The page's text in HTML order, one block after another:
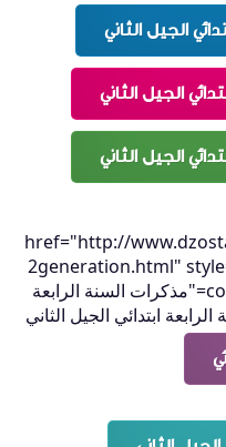
الجيل الثاني
الجيل الثاني
الجيل الثاني
href="http://
2generation.html"
color: white;" target="_self" title="مذكرات السنة الرابعة
ابتدائي الجيل الثاني